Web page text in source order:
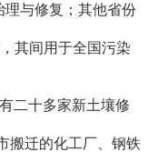
与修复；其他省份
其间用于全国污染
二十多家新土壤修
搬迁的化工厂、钢铁